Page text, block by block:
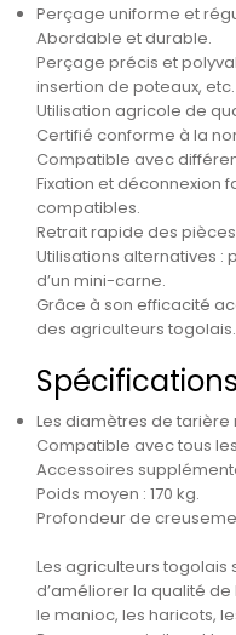
Perçage uniforme et
Abordable et durable.
Perçage précis et
insertion de poteaux, etc.
Utilisation agricole de
Certifié conforme à la
Compatible avec
Fixation et déconnexion
compatibles.
Retrait rapide des
Utilisations alternatives :
d’un mini-carne.
Grâce à son efficacité
des agriculteurs togolais.
Les diamètres de tarière
Compatible avec tous
Accessoires
Poids moyen : 170 kg.
Profondeur de
Les agriculteurs togolais
d’améliorer la qualité
le manioc, les haricots,